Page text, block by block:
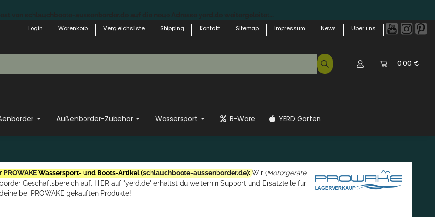
Login
Warenkorb Vergleichsliste Shipping Kontakt Sitemap Impressum News Über uns
0,00 €
Außenborder-Zubehör Wassersport B-Ware YERD Garten
PROWAKEWassersport- und Boots-Artikel (schlauchboote-aussenborder.de): Wir (Motorgeräte
Geschäftsbereich auf. HIER auf "yerd.de" erhältst du weiterhin Support und Ersatzteile für
deine bei PROWAKE gekauften Produkte!